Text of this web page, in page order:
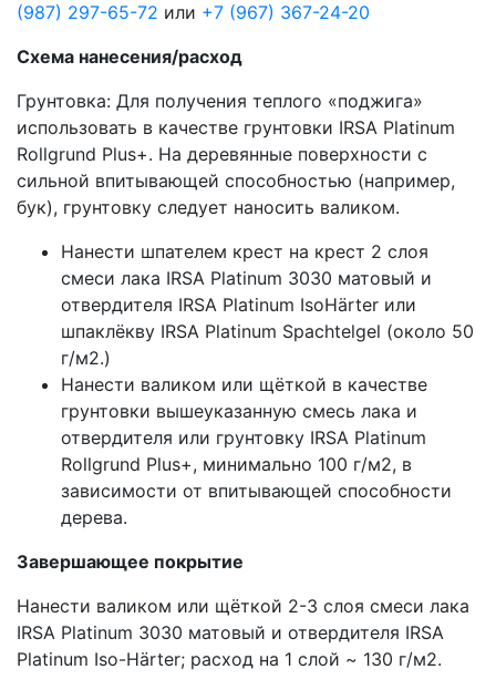
(987) 297-65-72 или +7 (967) 367-24-20
Схема нанесения/расход
Грунтовка: Для получения теплого «поджига»
использовать в качестве грунтовки IRSA Platinum
Rollgrund Plus+. На деревянные поверхности с
сильной впитывающей способностью (например,
бук), грунтовку следует наносить валиком.
Нанести шпателем крест на крест 2 слоя
смеси лака IRSA Platinum 3030 матовый и
отвердителя IRSA Platinum IsoHärter или
шпаклёкву IRSA Platinum Spachtelgel (около 50
г/м2.)
Нанести валиком или щёткой в качестве
грунтовки вышеуказанную смесь лака и
отвердителя или грунтовку IRSA Platinum
Rollgrund Plus+, минимально 100 г/м2, в
зависимости от впитывающей способности
дерева.
Завершающее покрытие
Нанести валиком или щёткой 2-3 слоя смеси лака
IRSA Platinum 3030 матовый и отвердителя IRSA
Platinum Iso-Härter; расход на 1 слой ~ 130 г/м2.